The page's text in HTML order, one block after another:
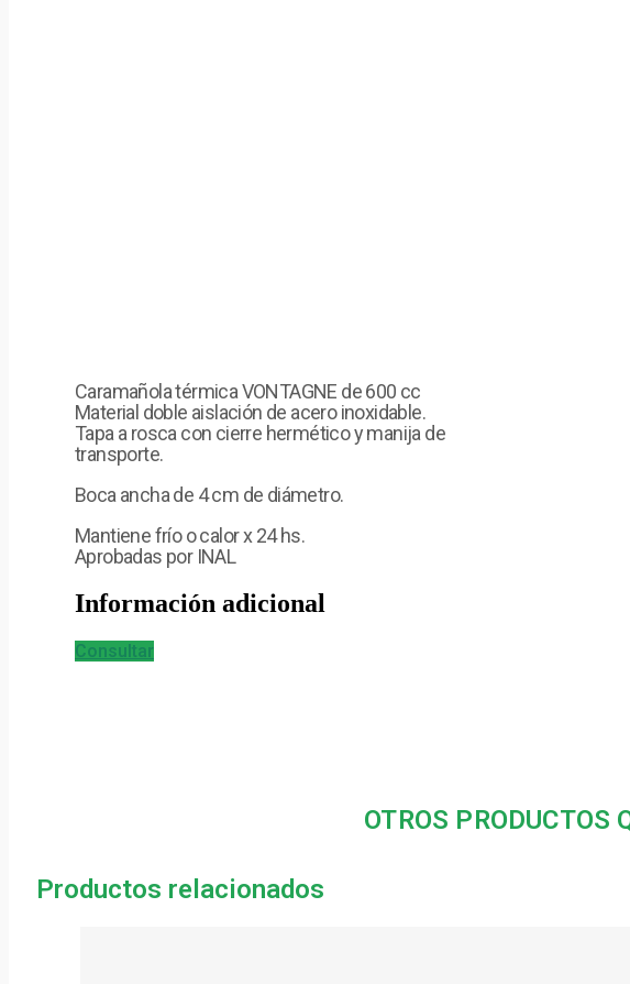
Caramañola térmica VONTAGNE de 600 cc
Material doble aislación de acero inoxidable.
Tapa a rosca con cierre hermético y manija de
transporte.
Boca ancha de 4 cm de diámetro.
Mantiene frío o calor x 24 hs.
Aprobadas por INAL
Información adicional
Consultar
OTROS PRODUCTOS
Productos relacionados